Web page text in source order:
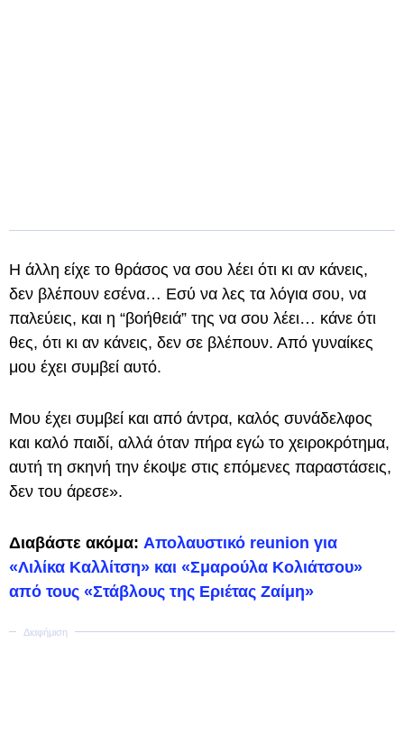
Η άλλη είχε το θράσος να σου λέει ότι κι αν κάνεις,
δεν βλέπουν εσένα… Εσύ να λες τα λόγια σου, να
παλεύεις, και η “βοήθειά” της να σου λέει… κάνε ότι
θες, ότι κι αν κάνεις, δεν σε βλέπουν. Από γυναίκες
μου έχει συμβεί αυτό.
Μου έχει συμβεί και από άντρα, καλός συνάδελφος
και καλό παιδί, αλλά όταν πήρα εγώ το χειροκρότημα,
αυτή τη σκηνή την έκοψε στις επόμενες παραστάσεις,
δεν του άρεσε».
Διαβάστε ακόμα: Απολαυστικό reunion για
«Λιλίκα Καλλίτση» και «Σμαρούλα Κολιάτσου»
από τους «Στάβλους της Εριέτας Ζαίμη»